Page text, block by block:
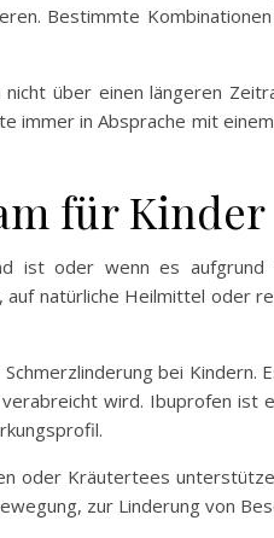
Bestimmte
über einen längeren
immer in Absprache mit
für Kinder
ist oder wenn es
auf natürliche Heilmittel
bei Kindern.
wird. Ibuprofen ist
oder Kräutertees
zur Linderung von